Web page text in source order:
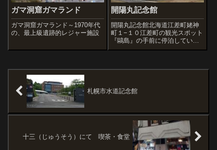
ガマ洞窟ガマランド
ガマ洞窟ガマランド～1970年代
の、最上級遺跡的レジャー施設
開陽丸記念館
開陽丸記念館北海道江差町姥神
町１−１０江差町の観光スポット
『鷗島』の手前に停泊している
大きな幕末戦艦、開陽丸。現物
せて北海道に向かってた出航し
雪に遭い、座礁...
札幌市水道記念館
十三（じゅうそう）にて 喫茶・食堂